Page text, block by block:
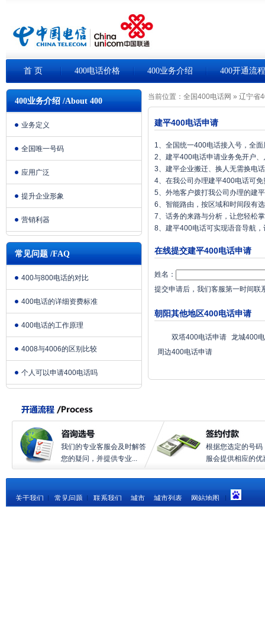
首 页 400电话价格 400业务介绍 400开通流程
400业务介绍 /About 400
业务定义
全国唯一号码
应用广泛
提升企业形象
营销利器
常见问题 /FAQ
400与800电话的对比
400电话的详细资费标准
400电话的工作原理
4008与4006的区别比较
个人可以申请400电话吗
当前位置： 全国400电话网 » 辽宁省
建平400电话申请
1、全国统一400电话接入号，全
2、建平400电话申请业务免开户
3、建平企业搬迁、换人无需换电
4、在我公司办理建平400电话可
5、外地客户拨打我公司办理的建
6、智能路由，按区域和时间段有
7、话务的来路与分析，让您轻松
8、建平400电话可实现语音导航
在线提交建平400电话申请
姓名：
提交申请后，我们客服第一时间联
朝阳其他地区400电话申请
双塔400电话申请 龙城400
周边400电话申请
我们的专业客服会及时解答
您的疑问，并提供专业...
根据您选定的号码
服会提供相应的优
关于我们 常见问题 联系我们 城市 城市列表 网站地图